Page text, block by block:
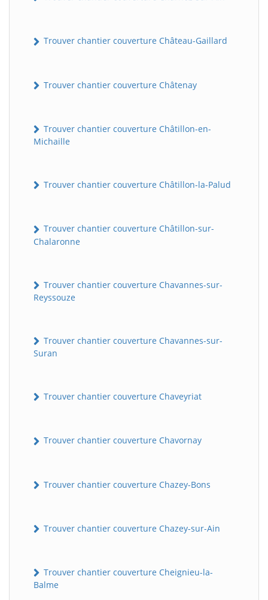
Trouver chantier couverture Château-Gaillard
Trouver chantier couverture Châtenay
Trouver chantier couverture Châtillon-en-
Michaille
Trouver chantier couverture Châtillon-la-Palud
Trouver chantier couverture Châtillon-sur-
Chalaronne
Trouver chantier couverture Chavannes-sur-
Reyssouze
Trouver chantier couverture Chavannes-sur-
Suran
Trouver chantier couverture Chaveyriat
Trouver chantier couverture Chavornay
Trouver chantier couverture Chazey-Bons
Trouver chantier couverture Chazey-sur-Ain
Trouver chantier couverture Cheignieu-la-
Balme